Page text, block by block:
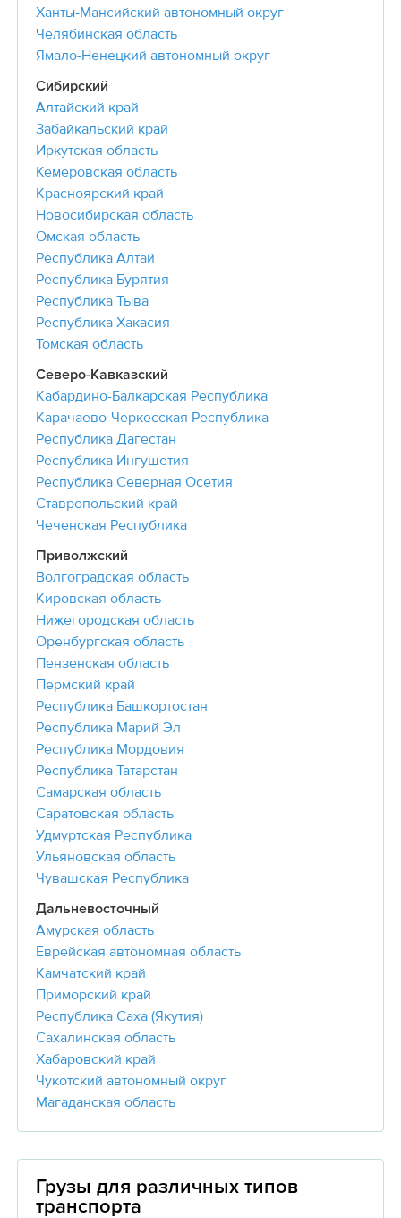
Ханты-Мансийский автономный округ
Челябинская область
Ямало-Ненецкий автономный округ
Сибирский
Алтайский край
Забайкальский край
Иркутская область
Кемеровская область
Красноярский край
Новосибирская область
Омская область
Республика Алтай
Республика Бурятия
Республика Тыва
Республика Хакасия
Томская область
Северо-Кавказский
Кабардино-Балкарская Республика
Карачаево-Черкесская Республика
Республика Дагестан
Республика Ингушетия
Республика Северная Осетия
Ставропольский край
Чеченская Республика
Приволжский
Волгоградская область
Кировская область
Нижегородская область
Оренбургская область
Пензенская область
Пермский край
Республика Башкортостан
Республика Марий Эл
Республика Мордовия
Республика Татарстан
Самарская область
Саратовская область
Удмуртская Республика
Ульяновская область
Чувашская Республика
Дальневосточный
Амурская область
Еврейская автономная область
Камчатский край
Приморский край
Республика Саха (Якутия)
Сахалинская область
Хабаровский край
Чукотский автономный округ
Магаданская область
Грузы для различных типов
транспорта